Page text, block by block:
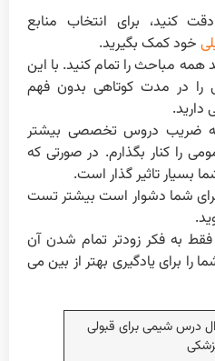
کنید، برای انتخاب منابع
خود کمک بگیرید.
همه مباحث را تمام کنید. با این‌
را در مدت کوتاهی بدون فهم
که ضریب دروس تخصصی بیشتر
را کنار بگذارم. در صورتی که
بسیار تاثیر گذار است.
شما دشوار است بیشتر تست
به فکر زودتر تمام شدن آن
را برای یادگیری بهتر از بین می
درس شیمی برای قبولی